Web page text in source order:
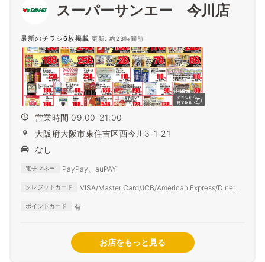
スーパーサンエー 今川店
最新のチラシ6枚掲載 更新: 約23時間前
営業時間 09:00-21:00
大阪府大阪市東住吉区西今川3-1-21
なし
電子マネー PayPay、auPAY
クレジットカード
VISA/Master Card/JCB/American Express/Diners
ポイントカード 有
お店をもっと見る